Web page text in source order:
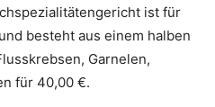
ist für
besteht aus einem halben
Garnelen,
für 40,00 €.